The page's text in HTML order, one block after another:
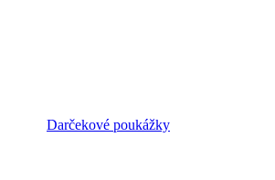
Darčekové poukážky